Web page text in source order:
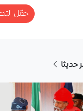
حمّل
حديثا